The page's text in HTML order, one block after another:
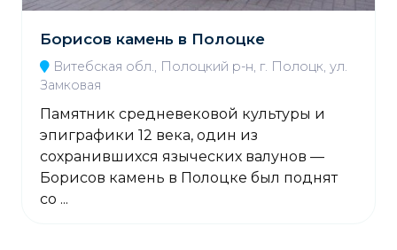
Борисов камень в Полоцке
Витебская обл., Полоцкий р-н, г. Полоцк, ул.
Замковая
Памятник средневековой культуры и
эпиграфики 12 века, один из
сохранившихся языческих валунов —
Борисов камень в Полоцке был поднят
со ...